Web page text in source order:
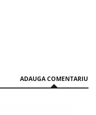
ADAUGA COMENTARIU